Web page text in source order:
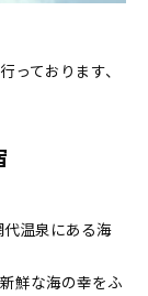
っております、
代温泉にある海
鮮な海の幸をふ